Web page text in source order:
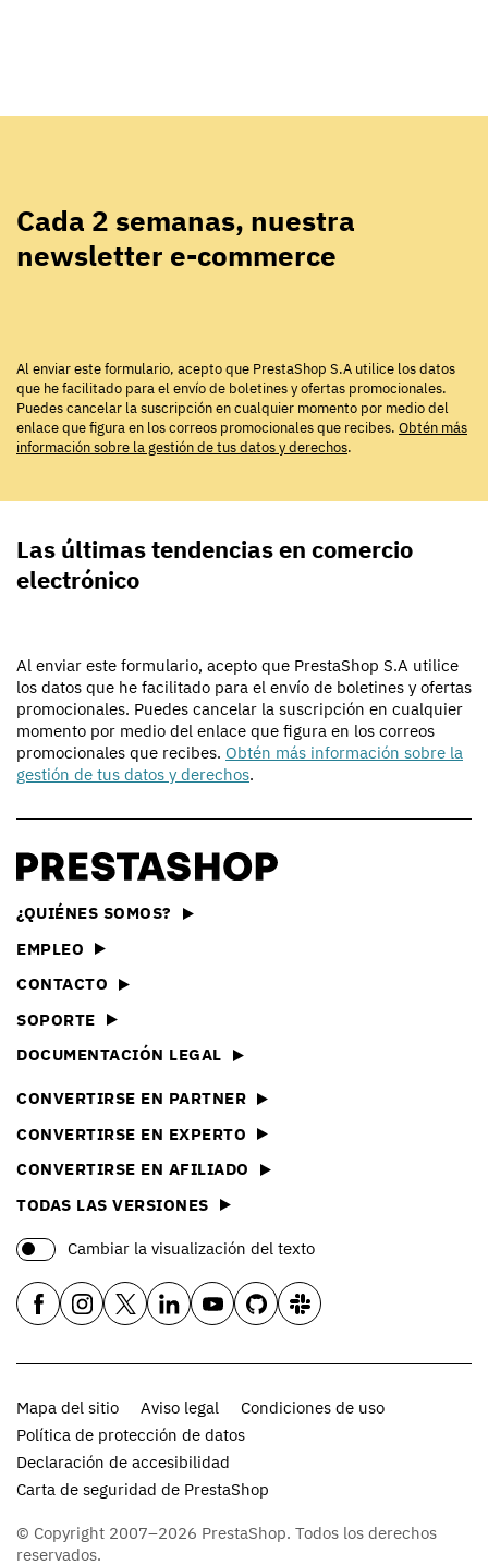
Cada 2 semanas, nuestra
newsletter e-commerce
Al enviar este formulario, acepto que PrestaShop S.A utilice los datos
que he facilitado para el envío de boletines y ofertas promocionales.
Puedes cancelar la suscripción en cualquier momento por medio del
enlace que figura en los correos promocionales que recibes. Obtén más
información sobre la gestión de tus datos y derechos.
Las últimas tendencias en comercio
electrónico
Al enviar este formulario, acepto que PrestaShop S.A utilice
los datos que he facilitado para el envío de boletines y ofertas
promocionales. Puedes cancelar la suscripción en cualquier
momento por medio del enlace que figura en los correos
promocionales que recibes. Obtén más información sobre la
gestión de tus datos y derechos.
¿QUIÉNES SOMOS?
EMPLEO
CONTACTO
SOPORTE
DOCUMENTACIÓN LEGAL
CONVERTIRSE EN PARTNER
CONVERTIRSE EN EXPERTO
CONVERTIRSE EN AFILIADO
TODAS LAS VERSIONES
Cambiar la visualización del texto
Mapa del sitio Aviso legal
Condiciones de uso
Política de protección de datos
Declaración de accesibilidad
Carta de seguridad de PrestaShop
© Copyright 2007–2026 PrestaShop. Todos los derechos
reservados.